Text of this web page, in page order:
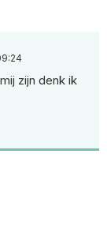
zijn denk ik